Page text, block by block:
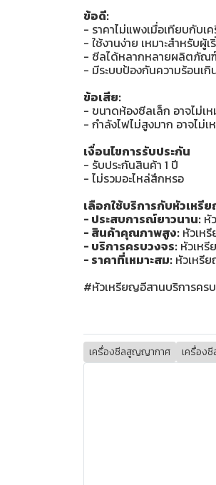
ข้อดี:
- ราคาไม่แพงเมื่อเทียบกับ
- ใช้งานง่าย เหมาะสำหรับผู้
- ซีลได้หลากหลายผลิตภัณ
- มีระบบป้องกันความร้อนเ
ข้อเสีย:
- ขนาดห้องซีลเล็ก อาจไม่
- กำลังไฟไม่สูงมาก อาจไม่
เงื่อนไขการรับประกัน
- รับประกันสินค้า 1 ปี
- ไม่รวมอะไหล่สึกหรอ
เลือกใช้บริการกับหัวเหรี
- ประสบการณ์ยาวนาน: หั
- สินค้าคุณภาพสูง: หัวเห
- บริการครบวงจร: หัวเหรี
- ราคาที่เหมาะสม: หัวเหรี
#หัวเหรียญอีสานบริการคร
เครื่องซีลสูญญากาศ เครื่อง